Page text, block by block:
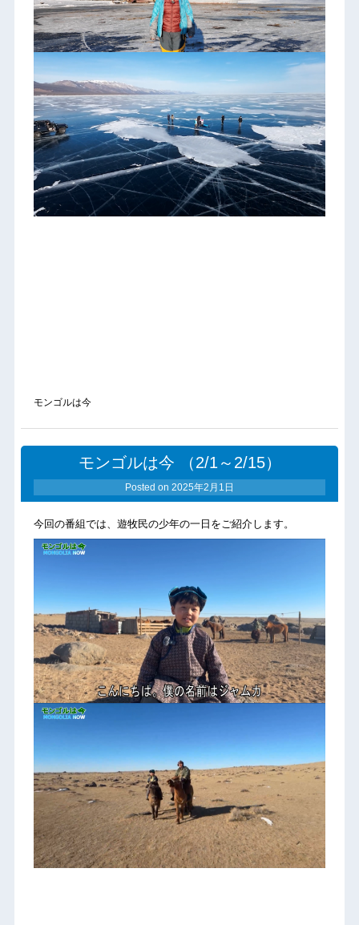
モンゴルは今
モンゴルは今 （2/1～2/15）
Posted on 2025年2月1日
今回の番組では、遊牧民の少年の一日をご紹介します。